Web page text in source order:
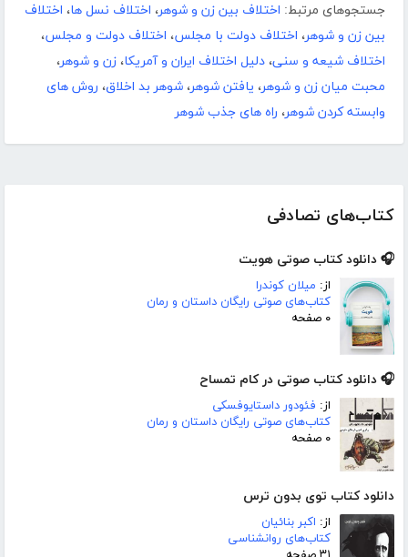
کتاب‌های تصادفی
🎧 دانلود کتاب صوتی هویت
از: میلان کوندرا
کتاب‌های صوتی رایگان داستان و رمان
۰ صفحه
🎧 دانلود کتاب صوتی در کام تمساح
از: فئودور داستایوفسکی
کتاب‌های صوتی رایگان داستان و رمان
۰ صفحه
دانلود کتاب توی بدون ترس
از: اکبر بنائیان
کتاب‌های روانشناسی
جستجوهای مرتبط: اختلاف بین زن و شوهر، اختلاف نسل ها، اختلاف
بین زن و شوهر، اختلاف دولت با مجلس، اختلاف دولت و مجلس،
اختلاف شیعه و سنی، دلیل اختلاف ایران و آمریکا، زن و شوهر،
محبت میان زن و شوهر، یافتن شوهر، شوهر بد اخلاق، روش های
وابسته کردن شوهر، راه های جذب شوهر